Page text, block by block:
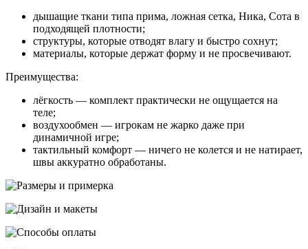
дышащие ткани типа прима, ложная сетка, Ника, Сота в
подходящей плотности;
структуры, которые отводят влагу и быстро сохнут;
материалы, которые держат форму и не просвечивают.
Преимущества:
лёгкость — комплект практически не ощущается на
теле;
воздухообмен — игрокам не жарко даже при
динамичной игре;
тактильный комфорт — ничего не колется и не натирает,
швы аккуратно обработаны.